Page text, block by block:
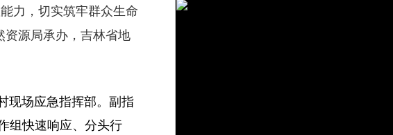
力，切实筑牢群众生命
源局承办，吉林省地
现场应急指挥部。副指
组快速响应、分头行